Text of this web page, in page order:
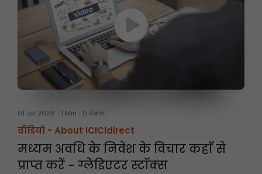
01 Jul 2026 1 Min 0 देखना
वीडियो - About ICICIdirect
मध्यम अवधि के निवेश के विचार कहाँ से
प्राप्त करें - ग्लेडिएटर स्टॉक्स